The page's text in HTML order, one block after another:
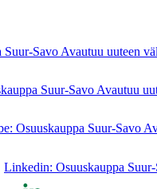
Suur-Savo Avautuu uuteen
Suur-Savo Avautuu
Osuuskauppa Suur-Savo
Linkedin: Osuuskauppa